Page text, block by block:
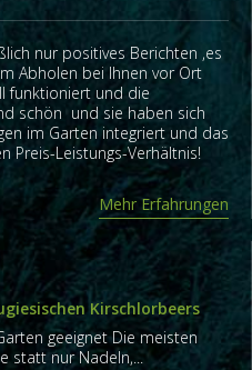
nur positives Berichten ,es
Abholen bei Ihnen vor Ort
funktioniert und die
schön und sie haben sich
im Garten integriert und das
Preis-Leistungs-Verhältnis!
Mehr Erfahrungen
Kirschlorbeers
geeignet Die meisten
statt nur Nadeln,...